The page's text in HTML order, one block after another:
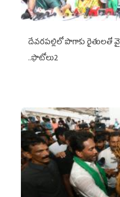
దేవరపల్లిలో పొగాకు
..ఫొటోలు2